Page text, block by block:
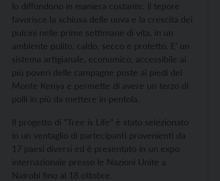
lo diffondono in maniera costante: il tepore
favorisce la schiusa delle uova e la crescita dei
pulcini nelle prime settimane di vita, in un
ambiente pulito, caldo, secco e protetto. E’ un
sistema artigianale, economico, accessibile ai
più poveri delle campagne poste ai piedi del
Monte Kenya e permette di avere un terzo di
polli in più da mettere in pentola.
Il progetto di “Tree is Life” è stato selezionato
in un ventaglio di partecipanti provenienti da
17 paesi diversi ed è presentato in un expo
internazionale presso le Nazioni Unite a
Nairobi fino al 18 ottobre.